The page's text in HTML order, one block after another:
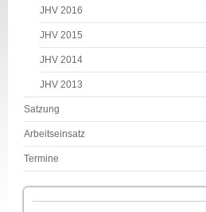
JHV 2016
JHV 2015
JHV 2014
JHV 2013
Satzung
Arbeitseinsatz
Termine